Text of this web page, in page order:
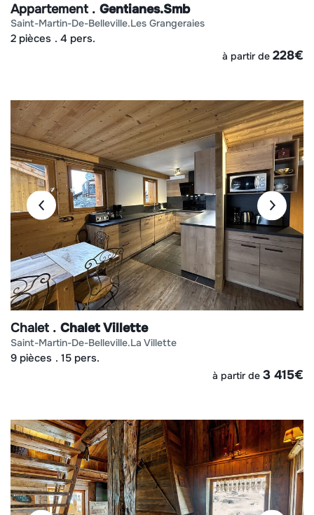
Appartement Gentianes.smb
saint-martin-de-belleville les grangeraies
2 pièces 4 pers.
à partir de 228€
Chalet Chalet Villette
saint-martin-de-belleville la villette
9 pièces 15 pers.
à partir de 3 415€